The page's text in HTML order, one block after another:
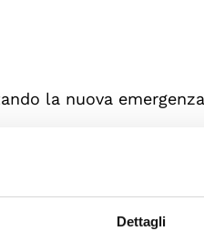
Dettagli
la nuova
questo anno